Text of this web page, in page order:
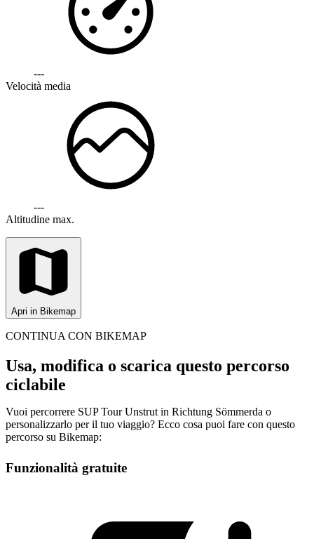
---
Velocità media
---
Altitudine max.
Apri in Bikemap
CONTINUA CON BIKEMAP
Usa, modifica o scarica questo percorso
ciclabile
Vuoi percorrere SUP Tour Unstrut in Richtung Sömmerda o
personalizzarlo per il tuo viaggio? Ecco cosa puoi fare con questo
percorso su Bikemap:
Funzionalità gratuite